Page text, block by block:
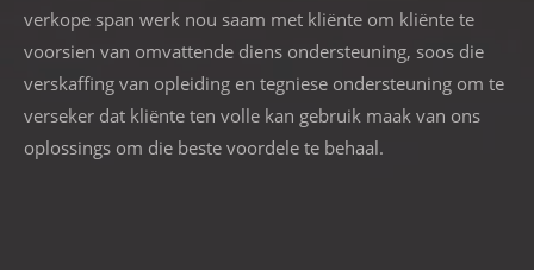
verkope span werk nou saam met kliënte om kliënte te
voorsien van omvattende diens ondersteuning, soos die
verskaffing van opleiding en tegniese ondersteuning om te
verseker dat kliënte ten volle kan gebruik maak van ons
oplossings om die beste voordele te behaal.